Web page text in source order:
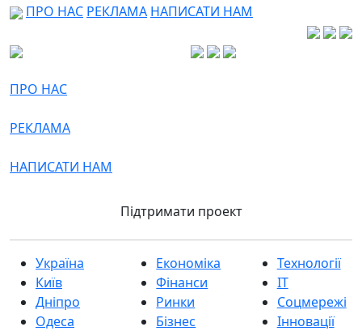
ПРО НАС РЕКЛАМА НАПИСАТИ НАМ
ПРО НАС
РЕКЛАМА
НАПИСАТИ НАМ
Підтримати проект
Україна
Київ
Дніпро
Одеса
Економіка
Фінанси
Ринки
Бізнес
Технології
IT
Соцмережі
Інновації